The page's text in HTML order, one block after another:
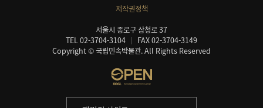
저작권정책
서울시 종로구 삼청로 37
TEL 02-3704-3104
FAX 02-3704-3149
Copyright © 국립민속박물관. All Rights Reserved